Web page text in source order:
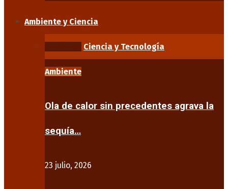
Ambiente y Ciencia
Ciencia y Tecnología
Ambiente
Ola de calor sin precedentes agrava la
sequía…
23 julio, 2026